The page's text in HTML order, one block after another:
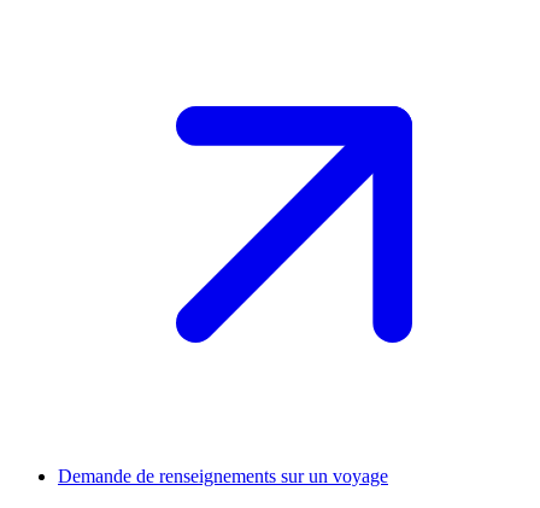
Demande de renseignements sur un voyage